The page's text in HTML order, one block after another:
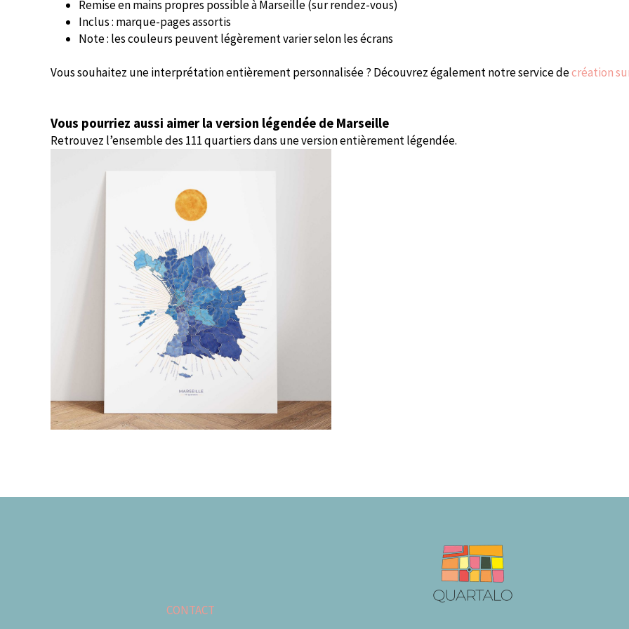
CONTACT
Remise en mains propres possible à Marseille (sur rendez-vous)
Inclus : marque-pages assortis
Note : les couleurs peuvent légèrement varier selon les écrans
Vous souhaitez une interprétation entièrement personnalisée ? Découvrez également notre service decréation
Vous pourriez aussi aimer la version légendée de Marseille
Retrouvez l’ensemble des 111 quartiers dans une version entièrement légendée.
nullam eget. Et